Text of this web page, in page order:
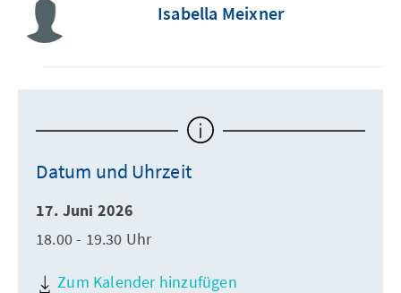
Isabella Meixner
Datum und Uhrzeit
17. Juni 2026
18.00 - 19.30 Uhr
Zum Kalender hinzufügen